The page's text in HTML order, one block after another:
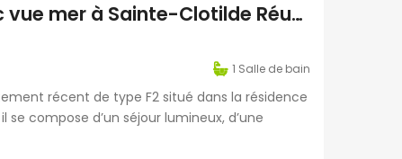
À louer un joli appartement F2 récent avec vue mer à Sainte-Clotilde Réunion
1 Salle de bain
récent de type F2 situé dans la résidence
se compose d’un séjour lumineux, d’une